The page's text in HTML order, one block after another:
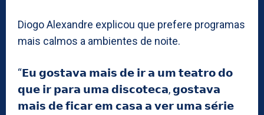
Diogo Alexandre explicou que prefere programas
mais calmos a ambientes de noite.
“𝗘𝘂 𝗴𝗼𝘀𝘁𝗮𝘃𝗮 𝗺𝗮𝗶𝘀 𝗱𝗲 𝗶𝗿 𝗮 𝘂𝗺 𝘁𝗲𝗮𝘁𝗿𝗼 𝗱𝗼
𝗾𝘂𝗲 𝗶𝗿 𝗽𝗮𝗿𝗮 𝘂𝗺𝗮 𝗱𝗶𝘀𝗰𝗼𝘁𝗲𝗰𝗮, 𝗴𝗼𝘀𝘁𝗮𝘃𝗮
𝗺𝗮𝗶𝘀 𝗱𝗲 𝗳𝗶𝗰𝗮𝗿 𝗲𝗺 𝗰𝗮𝘀𝗮 𝗮 𝘃𝗲𝗿 𝘂𝗺𝗮 𝘀𝗲́𝗿𝗶𝗲